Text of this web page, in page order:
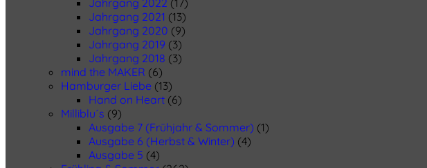
Jahrgang 2022 (17)
Jahrgang 2021 (13)
Jahrgang 2020 (9)
Jahrgang 2019 (3)
Jahrgang 2018 (3)
mind the MAKER (6)
Hamburger Liebe (13)
Hand on Heart (6)
Milliblu´s (9)
Ausgabe 7 (Frühjahr & Sommer) (1)
Ausgabe 6 (Herbst & Winter) (4)
Ausgabe 5 (4)